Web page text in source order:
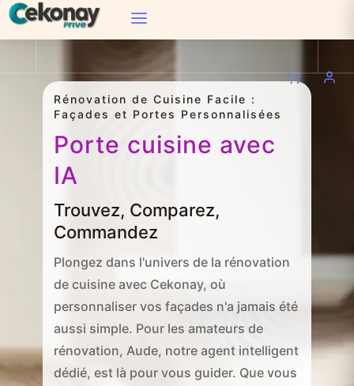
Rénovation de Cuisine Facile :
Façades et Portes Personnalisées
Porte cuisine avec
IA
Trouvez, Comparez,
Commandez
Plongez dans l'univers de la rénovation
de cuisine avec Cekonay, où
personnaliser vos façades n'a jamais été
aussi simple. Pour les amateurs de
rénovation, Aude, notre agent intelligent
dédié, est là pour vous guider. Que vous